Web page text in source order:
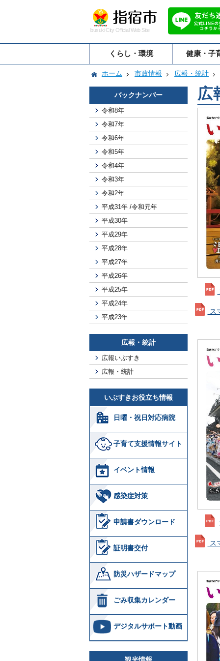
Ibusuki City Official Web Site
くらし・環境 健康・子
ホーム 市政情報 広報・統計
バックナンバー
令和8年
令和7年
令和6年
令和5年
令和4年
令和3年
令和2年
平成31年 /令和元年
平成30年
平成29年
平成28年
平成27年
平成26年
平成25年
平成24年
平成23年
広報・統計
広報いぶすき
広報・統計
いぶすきお役立ち情報
日曜・祝日対応病院
子育て支援情報サイト
イベント情報
感染症対策
申請書ダウンロード
証明書交付
防災ハザードマップ
ごみ収集カレンダー
デジタルサポート動画
広
ス
ス